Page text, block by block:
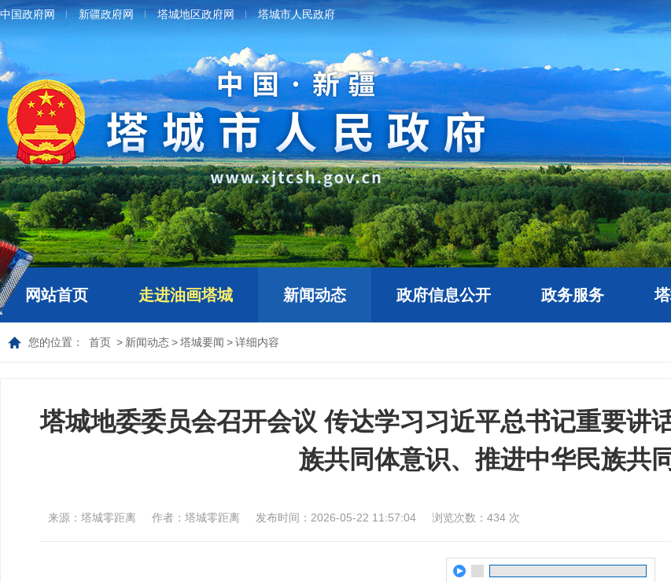
中国政府网 新疆政府网 塔城地区政府网 塔城市人民政府
网站首页 走进油画塔城 新闻动态 政府信息公开 政务服务
您的位置： 首页 > 新闻动态>塔城要闻 >详细内容
塔城地委委员会召开会议 传达学习习近平总书记重要讲
族共同体意识、推进中华民族共
来源：塔城零距离 作者：塔城零距离 发布时间：2026-05-22 11:57:04 浏览次数： 434 次